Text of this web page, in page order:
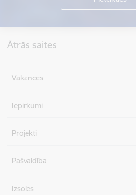
Ātrās saites
Vakances
Iepirkumi
Projekti
Pašvaldība
Izsoles